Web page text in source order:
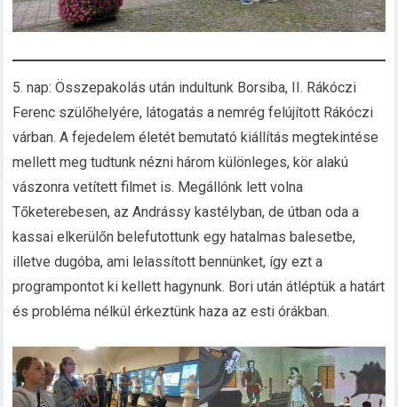
5. nap: Összepakolás után indultunk Borsiba, II. Rákóczi
Ferenc szülőhelyére, látogatás a nemrég felújított Rákóczi
várban. A fejedelem életét bemutató kiállítás megtekintése
mellett meg tudtunk nézni három különleges, kör alakú
vászonra vetített filmet is. Megállónk lett volna
Tőketerebesen, az Andrássy kastélyban, de útban oda a
kassai elkerülőn belefutottunk egy hatalmas balesetbe,
illetve dugóba, ami lelassított bennünket, így ezt a
programpontot ki kellett hagynunk. Bori után átléptük a határt
és probléma nélkül érkeztünk haza az esti órákban.